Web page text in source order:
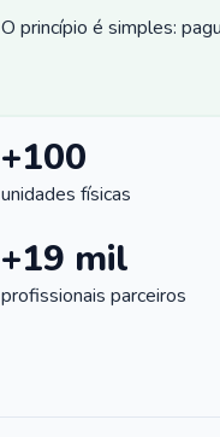
O princípio é simples:
+100
unidades físicas
+19 mil
profissionais parceiros